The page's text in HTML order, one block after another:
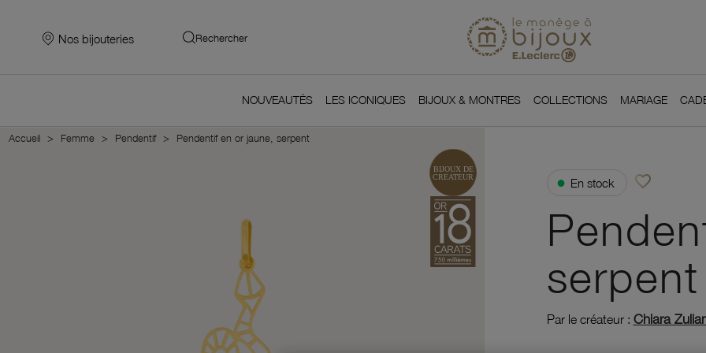
Nos bijouteries Rechercher
NOUVEAUTÉS LES ICONIQUES BIJOUX & MONTRES COLLECTIONS MARIAGE
Accueil Femme Pendentif Pendentif en or jaune, serpent
● En stock favorite_borderAjouter à vos
serpent
Par le créateur : Chiara